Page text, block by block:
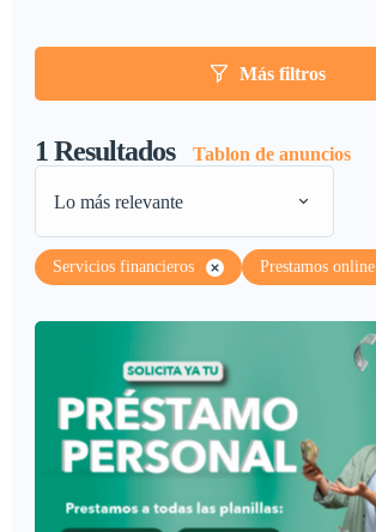
Más filtros
1 Resultados Tablon de anuncios
Lo más relevante
Servicios financieros Prestamos online